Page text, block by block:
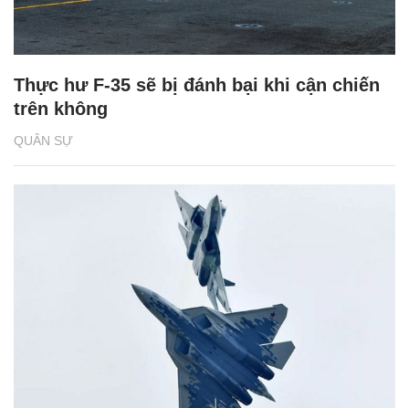
QUÂN SỰ
Thực hư F-35 sẽ bị đánh bại khi cận chiến
trên không